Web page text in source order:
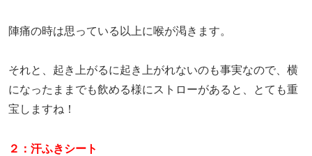
陣痛の時は思っている以上に喉が渇きます。
それと、起き上がるに起き上がれないのも事実なので、横
になったままでも飲める様にストローがあると、とても重
宝しますね！
２：汗ふきシート